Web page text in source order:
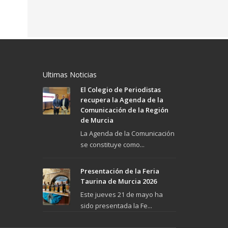
Ultimas Noticias
El Colegio de Periodistas
recupera la Agenda de la
Comunicación de la Región
de Murcia
La Agenda de la Comunicación
se constituye como...
Presentación de la Feria
Taurina de Murcia 2026
Este jueves 21 de mayo ha
sido presentada la Fe...